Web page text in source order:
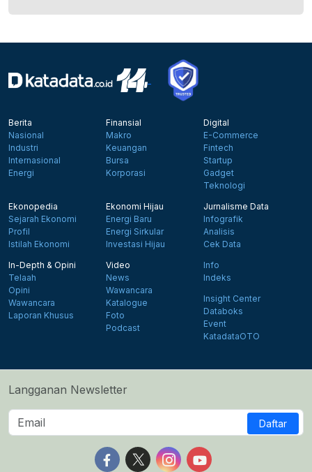
Berita
Nasional
Industri
Internasional
Energi
Finansial
Makro
Keuangan
Bursa
Korporasi
Digital
E-Commerce
Fintech
Startup
Gadget
Teknologi
Ekonopedia
Sejarah Ekonomi
Profil
Istilah Ekonomi
Ekonomi Hijau
Energi Baru
Energi Sirkular
Investasi Hijau
Jurnalisme Data
Infografik
Analisis
Cek Data
In-Depth & Opini
Telaah
Opini
Wawancara
Laporan Khusus
Video
News
Wawancara
Katalogue
Foto
Podcast
Info
Indeks
Insight Center
Databoks
Event
KatadataOTO
Langganan Newsletter
Daftar
Follow us on Facebook
Follow us on X
Follow us on Instagram
Follow us on